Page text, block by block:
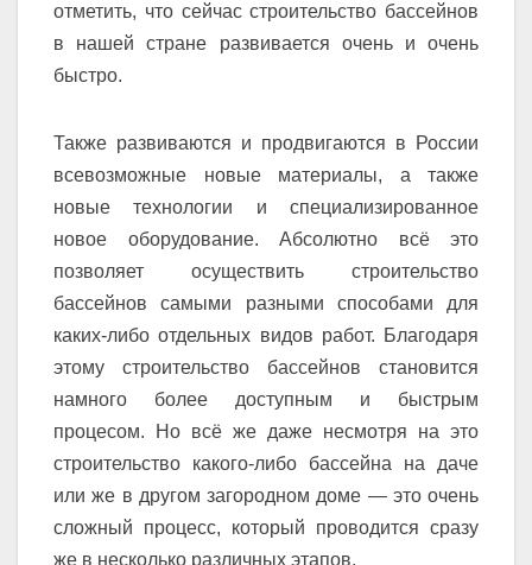
отметить, что сейчас строительство бассейнов
в нашей стране развивается очень и очень
быстро.
Также развиваются и продвигаются в России
всевозможные новые материалы, а также
новые технологии и специализированное
новое оборудование. Абсолютно всё это
позволяет осуществить строительство
бассейнов самыми разными способами для
каких-либо отдельных видов работ. Благодаря
этому строительство бассейнов становится
намного более доступным и быстрым
процесом. Но всё же даже несмотря на это
строительство какого-либо бассейна на даче
или же в другом загородном доме — это очень
сложный процесс, который проводится сразу
же в несколько различных этапов.